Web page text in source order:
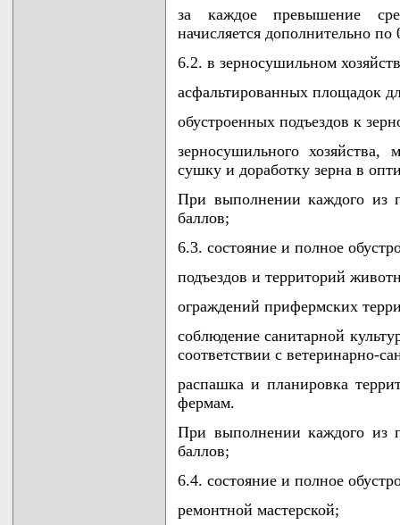
за каждое превышение
начисляется дополнительно
6.2. в зерносушильном
асфальтированных площадок
обустроенных подъездов к
зерносушильного
сушку и доработку зерна в
При выполнении каждого из
баллов;
6.3. состояние и полное
подъездов и территорий
ограждений прифермских
соблюдение санитарной
соответствии с ветеринарно-
распашка и планировка
фермам.
При выполнении каждого из
баллов;
6.4. состояние и полное
ремонтной мастерской;